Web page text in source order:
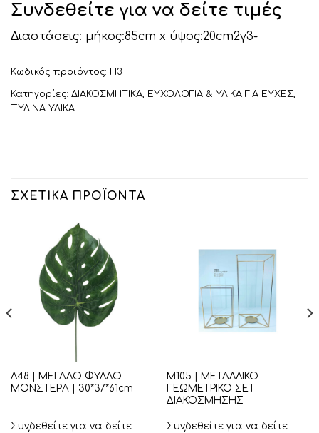
Συνδεθείτε για να δείτε τιμές
Διαστάσεις: μήκος:85cm x ύψος:20cm2γ3-
Κωδικός προϊόντος: Η3
Κατηγορίες: ΔΙΑΚΟΣΜΗΤΙΚA, ΕΥΧΟΛΟΓΙΑ & ΥΛΙΚΑ ΓΙΑ ΕΥΧΕΣ,
ΞΥΛΙΝΑ ΥΛΙΚΑ
ΣΧΕΤΙΚΆ ΠΡΟΪΌΝΤΑ
Λ48 | ΜΕΓΑΛΟ ΦΥΛΛΟ
ΜΟΝΣΤΕΡΑ | 30*37*61cm
Συνδεθείτε για να δείτε
Μ105 | ΜΕΤΑΛΛΙΚΟ
ΓΕΩΜΕΤΡΙΚΟ ΣΕΤ
ΔΙΑΚΟΣΜΗΣΗΣ
Συνδεθείτε για να δείτε